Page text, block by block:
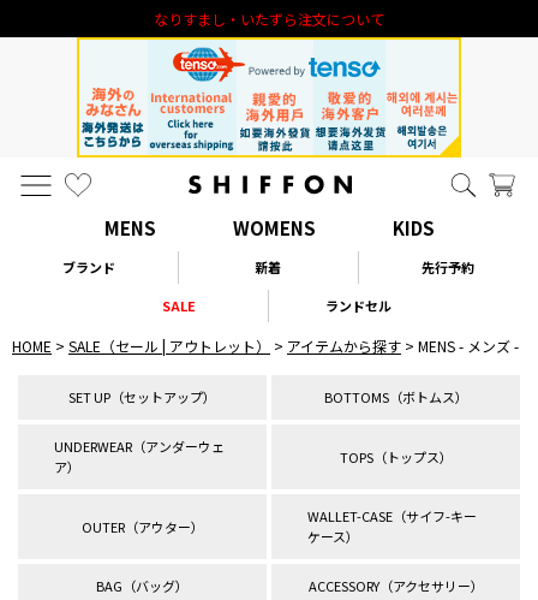
新規会員登録 1000円オフクーポン進呈
MENS WOMENS KIDS
ブランド 新着
先行予約
SALE
ランドセル
HOME SALE（セール | アウトレット） アイテムから探す MENS - メンズ -
SET UP（セットアップ） BOTTOMS（ボトムス）
UNDERWEAR（アンダーウェ
ア）
TOPS（トップス）
OUTER（アウター）
WALLET-CASE（サイフ-キー
ケース）
BAG（バッグ） ACCESSORY（アクセサリー）